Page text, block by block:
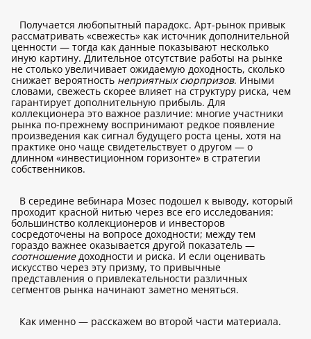
Получается любопытный парадокс. Арт-рынок привык
рассматривать «свежесть» как источник дополнительной
ценности — тогда как данные показывают несколько
иную картину. Длительное отсутствие работы на рынке
не столько увеличивает ожидаемую доходность, сколько
снижает вероятность неприятных сюрпризов. Иными
словами, свежесть скорее влияет на структуру риска, чем
гарантирует дополнительную прибыль. Для
коллекционера это важное различие: многие участники
рынка по-прежнему воспринимают редкое появление
произведения как сигнал будущего роста цены, хотя на
практике оно чаще свидетельствует о другом — о
длинном «инвестиционном горизонте» в стратегии
собственников.
В середине вебинара Мозес подошел к выводу, который
проходит красной нитью через все его исследования:
большинство коллекционеров и инвесторов
сосредоточены на вопросе доходности; между тем
гораздо важнее оказывается другой показатель —
соотношениедоходности и риска. И если оценивать
искусство через эту призму, то привычные
представления о привлекательности различных
сегментов рынка начинают заметно меняться.
Как именно — расскажем во второй части материала.